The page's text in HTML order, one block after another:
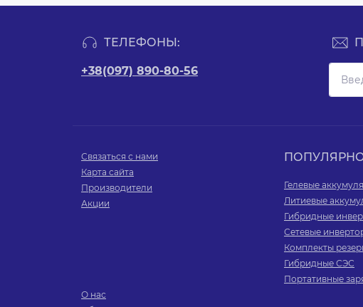
ТЕЛЕФОНЫ:
+38(097) 890-80-56
Связаться с нами
Карта сайта
Производители
Акции
Гелевые
Литиевые
Гибридные
Сетевые
Комплекты
Гибридные СЭС
Портативные
О нас